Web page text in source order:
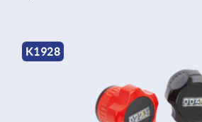
K1928